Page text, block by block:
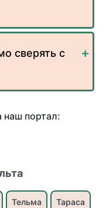
сверять с
наш портал:
Тельма Тараса